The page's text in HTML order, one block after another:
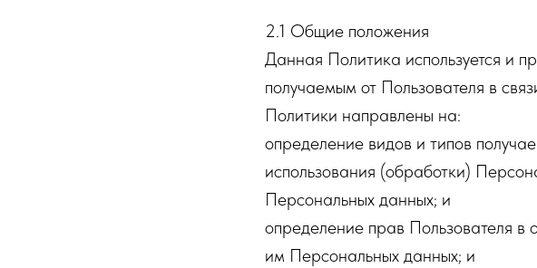
2.1 Общие положения
Данная Политика используется и
получаемым от Пользователя в
Политики направлены на:
определение видов и типов
использования (обработки)
Персональных данных; и
определение прав Пользователя
им Персональных данных; и